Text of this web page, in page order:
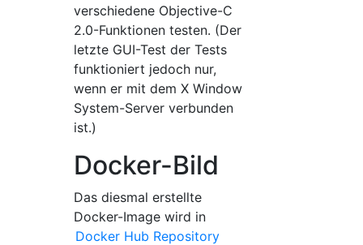
verschiedene Objective-C
2.0-Funktionen testen. (Der
letzte GUI-Test der Tests
funktioniert jedoch nur,
wenn er mit dem X Window
System-Server verbunden
ist.)
Docker-Bild
Das diesmal erstellte
Docker-Image wird in
Docker Hub Repository